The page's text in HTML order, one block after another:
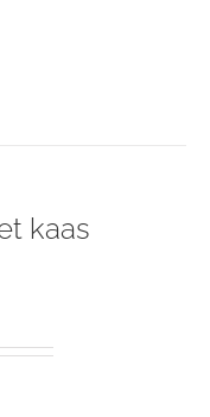
kaas